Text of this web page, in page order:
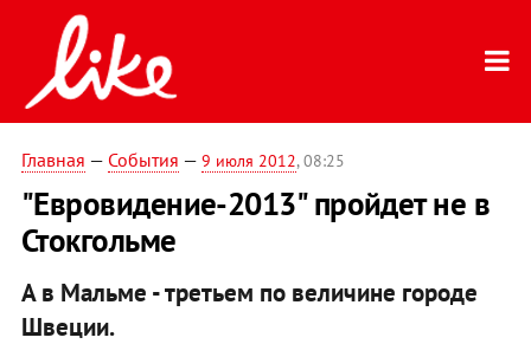
Главная — События — 9 июля 2012, 08:25
"Евровидение-2013" пройдет не в
Стокгольме
А в Мальме - третьем по величине городе
Швеции.